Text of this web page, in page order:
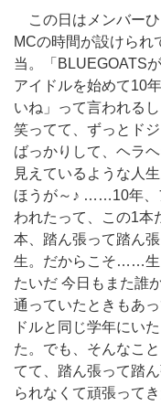
この日はメンバー
MCの時間が設けられ
当。「BLUEGOATS
アイドルを始めて10
いね」って言われる
笑ってて、ずっとド
ばっかりして、ヘラ
見えているような人
ほうが～♪ ……10年、
われたって、この1本
本、踏ん張って踏ん
生。だからこそ……生
たいだ 今日もまた誰
通っていたときもあ
ドルと同じ学年にい
た。でも、そんなこ
てて、踏ん張って踏
られなくて頑張って